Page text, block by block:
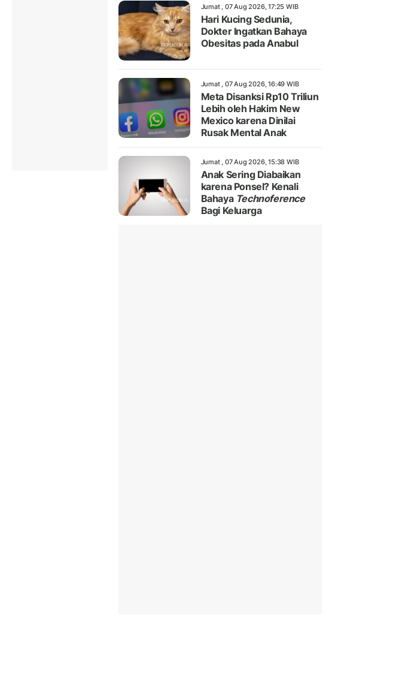
Jumat , 07 Aug 2026, 17:25 WIB
Hari Kucing Sedunia,
Dokter Ingatkan Bahaya
Obesitas pada Anabul
Jumat , 07 Aug 2026, 16:49 WIB
Meta Disanksi Rp10 Triliun
Lebih oleh Hakim New
Mexico karena Dinilai
Rusak Mental Anak
Jumat , 07 Aug 2026, 15:38 WIB
Anak Sering Diabaikan
karena Ponsel? Kenali
Bahaya Technoference
Bagi Keluarga